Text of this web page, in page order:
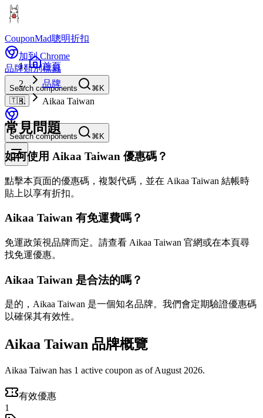
CouponMad聰明折扣
加到 Chrome
品牌類別標籤
Search components
⌘K
🇹🇼
Search components ⌘K
首頁
品牌
Aikaa Taiwan
常見問題
如何使用 Aikaa Taiwan 優惠碼？
點擊本頁面的優惠碼，複製代碼，並在 Aikaa Taiwan 結帳時
貼上以享有折扣。
Aikaa Taiwan 有免運費嗎？
免運政策視品牌而定。請查看 Aikaa Taiwan 官網或在本頁尋
找免運優惠。
Aikaa Taiwan 是合法的嗎？
是的，Aikaa Taiwan 是一個知名品牌。我們會定期驗證優惠碼
以確保其有效性。
Aikaa Taiwan 品牌概覽
Aikaa Taiwan has 1 active coupon as of August 2026.
有效優惠
1